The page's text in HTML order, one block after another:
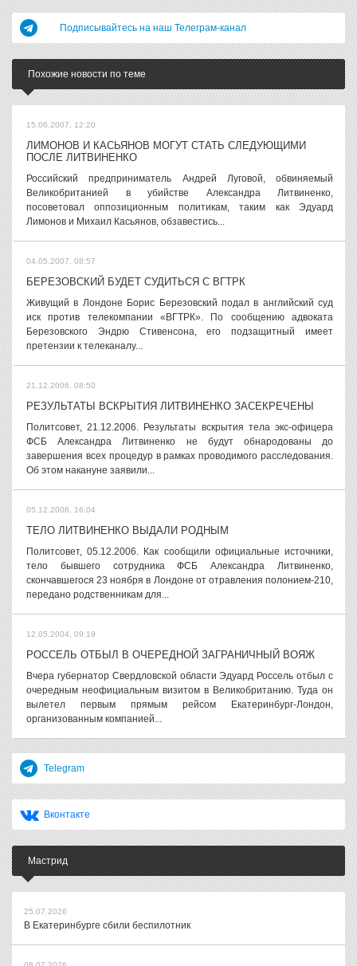
Подписывайтесь на наш Телеграм-канал
Похожие новости по теме
15.06.2007, 12:20
ЛИМОНОВ И КАСЬЯНОВ МОГУТ СТАТЬ СЛЕДУЮЩИМИ
ПОСЛЕ ЛИТВИНЕНКО
Российский предприниматель Андрей Луговой, обвиняемый
Великобританией в убийстве Александра Литвиненко,
посоветовал оппозиционным политикам, таким как Эдуард
Лимонов и Михаил Касьянов, обзавестись...
04.05.2007, 08:57
БЕРЕЗОВСКИЙ БУДЕТ СУДИТЬСЯ С ВГТРК
Живущий в Лондоне Борис Березовский подал в английский суд
иск против телекомпании «ВГТРК». По сообщению адвоката
Березовского Эндрю Стивенсона, его подзащитный имеет
претензии к телеканалу...
21.12.2006, 08:50
РЕЗУЛЬТАТЫ ВСКРЫТИЯ ЛИТВИНЕНКО ЗАСЕКРЕЧЕНЫ
Политсовет, 21.12.2006. Результаты вскрытия тела экс-офицера
ФСБ Александра Литвиненко не будут обнародованы до
завершения всех процедур в рамках проводимого расследования.
Об этом накануне заявили...
05.12.2006, 16:04
ТЕЛО ЛИТВИНЕНКО ВЫДАЛИ РОДНЫМ
Политсовет, 05.12.2006. Как сообщили официальные источники,
тело бывшего сотрудника ФСБ Александра Литвиненко,
скончавшегося 23 ноября в Лондоне от отравления полонием-210,
передано родственникам для...
12.05.2004, 09:19
РОССЕЛЬ ОТБЫЛ В ОЧЕРЕДНОЙ ЗАГРАНИЧНЫЙ ВОЯЖ
Вчера губернатор Свердловской области Эдуард Россель отбыл с
очередным неофициальным визитом в Великобританию. Туда он
вылетел первым прямым рейсом Екатеринбург-Лондон,
организованным компанией...
Telegram
Вконтакте
Мастрид
25.07.2026
В Екатеринбурге сбили беспилотник